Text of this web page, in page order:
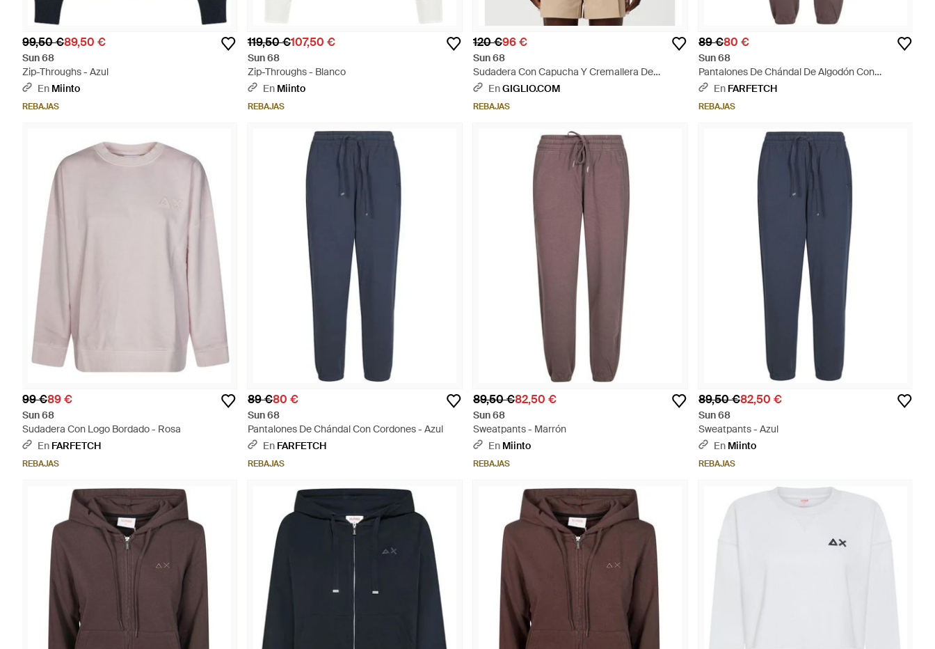
99,50 €89,50 €
Sun 68
Zip-Throughs - Azul
En Miinto
REBAJAS
119,50 €107,50 €
Sun 68
Zip-Throughs - Blanco
En Miinto
REBAJAS
120 €96 €
Sun 68
Sudadera Con Capucha Y Cremallera De
Algodón - Marrón
EnGIGLIO.COM
REBAJAS
89 €80 €
Sun 68
Pantalones De Chándal De Algodón Con
Cordones - Morado
En FARFETCH
REBAJAS
99 €89 €
Sun 68
Sudadera Con Logo Bordado - Rosa
En FARFETCH
REBAJAS
89 €80 €
Sun 68
Pantalones De Chándal Con Cordones - Azul
En FARFETCH
REBAJAS
89,50 €82,50 €
Sun 68
Sweatpants - Marrón
En Miinto
REBAJAS
89,50 €82,50 €
Sun 68
Sweatpants - Azul
En Miinto
REBAJAS